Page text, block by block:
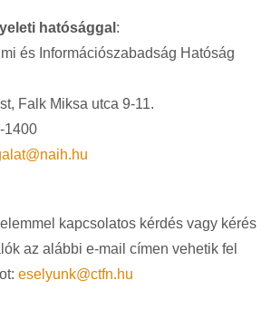
hatósággal :
és Információszabadság Hatóság
Falk Miksa utca 9-11.
1400
kapcsolatos kérdés vagy kérés
az alábbi e-mail címen vehetik fel
eselyunk@ctfn.hu